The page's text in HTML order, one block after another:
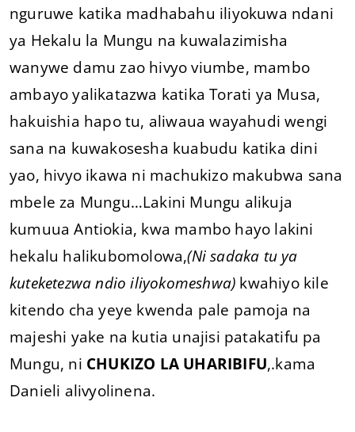
nguruwe katika madhabahu iliyokuwa ndani
ya Hekalu la Mungu na kuwalazimisha
wanywe damu zao hivyo viumbe, mambo
ambayo yalikatazwa katika Torati ya Musa,
hakuishia hapo tu, aliwaua wayahudi wengi
sana na kuwakosesha kuabudu katika dini
yao, hivyo ikawa ni machukizo makubwa sana
mbele za Mungu…Lakini Mungu alikuja
kumuua Antiokia, kwa mambo hayo lakini
hekalu halikubomolowa,(Ni sadaka tu ya
kuteketezwa ndio iliyokomeshwa) kwahiyo kile
kitendo cha yeye kwenda pale pamoja na
majeshi yake na kutia unajisi patakatifu pa
Mungu, ni CHUKIZO LA UHARIBIFU,.kama
Danieli alivyolinena.